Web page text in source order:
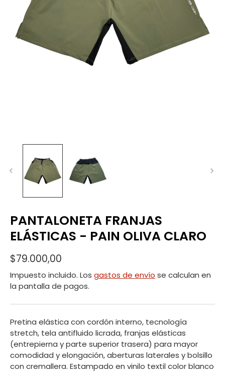
PANTALONETA FRANJAS
ELÁSTICAS - PAIN OLIVA CLARO
$79.000,00
Impuesto incluido. Los gastos de envío se calculan en
la pantalla de pagos.
Pretina elástica con cordón interno, tecnología
stretch, tela antifluido licrada, franjas elásticas
(entrepierna y parte superior trasera) para mayor
comodidad y elongación, aberturas laterales y bolsillo
con cremallera. Estampado en vinilo textil color blanco